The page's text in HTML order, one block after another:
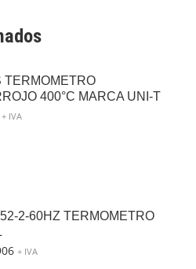
TERMOMETRO
400°C MARCA UNI-T
+ IVA
2-60HZ TERMOMETRO
+ IVA